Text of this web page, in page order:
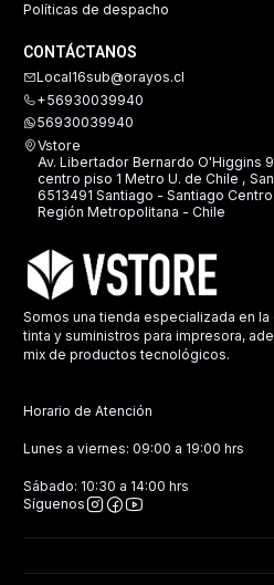
Políticas de despacho
CONTÁCTANOS
Local16sub@orayos.cl
+56930039940
56930039940
Vstore
Av. Libertador Bernardo O'Higgins
centro piso 1 Metro U. de Chile ,
6513491 Santiago - Santiago Centro
Región Metropolitana - Chile
Somos una tienda especializada en
tinta y suministros para impresora,
mix de productos tecnológicos.
Horario de Atención
Lunes a viernes: 09:00 a 19:00 hrs
Sábado: 10:30 a 14:00 hrs
Síguenos